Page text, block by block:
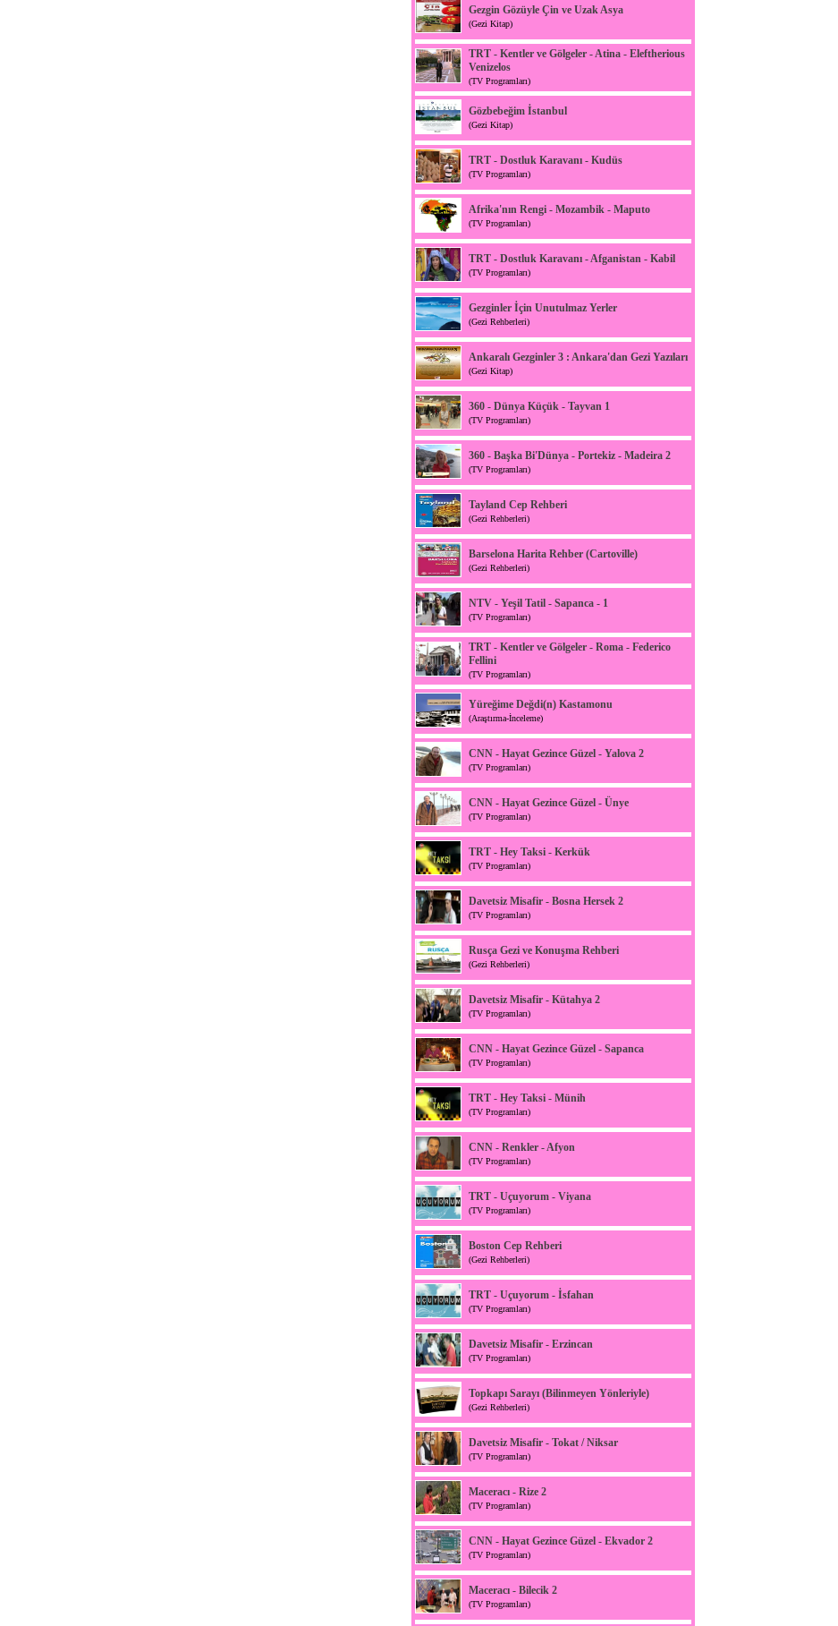
Gezgin Gözüyle Çin ve Uzak Asya
(Gezi Kitap)
TRT - Kentler ve Gölgeler - Atina - Eleftherious
Venizelos
(TV Programları)
Gözbebeğim İstanbul
(Gezi Kitap)
TRT - Dostluk Karavanı - Kudüs
(TV Programları)
Afrika'nın Rengi - Mozambik - Maputo
(TV Programları)
TRT - Dostluk Karavanı - Afganistan - Kabil
(TV Programları)
Gezginler İçin Unutulmaz Yerler
(Gezi Rehberleri)
Ankaralı Gezginler 3 : Ankara'dan Gezi Yazıları
(Gezi Kitap)
360 - Dünya Küçük - Tayvan 1
(TV Programları)
360 - Başka Bi'Dünya - Portekiz - Madeira 2
(TV Programları)
Tayland Cep Rehberi
(Gezi Rehberleri)
Barselona Harita Rehber (Cartoville)
(Gezi Rehberleri)
NTV - Yeşil Tatil - Sapanca - 1
(TV Programları)
TRT - Kentler ve Gölgeler - Roma - Federico
Fellini
(TV Programları)
Yüreğime Değdi(n) Kastamonu
(Araştırma-İnceleme)
CNN - Hayat Gezince Güzel - Yalova 2
(TV Programları)
CNN - Hayat Gezince Güzel - Ünye
(TV Programları)
TRT - Hey Taksi - Kerkük
(TV Programları)
Davetsiz Misafir - Bosna Hersek 2
(TV Programları)
Rusça Gezi ve Konuşma Rehberi
(Gezi Rehberleri)
Davetsiz Misafir - Kütahya 2
(TV Programları)
CNN - Hayat Gezince Güzel - Sapanca
(TV Programları)
TRT - Hey Taksi - Münih
(TV Programları)
CNN - Renkler - Afyon
(TV Programları)
TRT - Uçuyorum - Viyana
(TV Programları)
Boston Cep Rehberi
(Gezi Rehberleri)
TRT - Uçuyorum - İsfahan
(TV Programları)
Davetsiz Misafir - Erzincan
(TV Programları)
Topkapı Sarayı (Bilinmeyen Yönleriyle)
(Gezi Rehberleri)
Davetsiz Misafir - Tokat / Niksar
(TV Programları)
Maceracı - Rize 2
(TV Programları)
CNN - Hayat Gezince Güzel - Ekvador 2
(TV Programları)
Maceracı - Bilecik 2
(TV Programları)